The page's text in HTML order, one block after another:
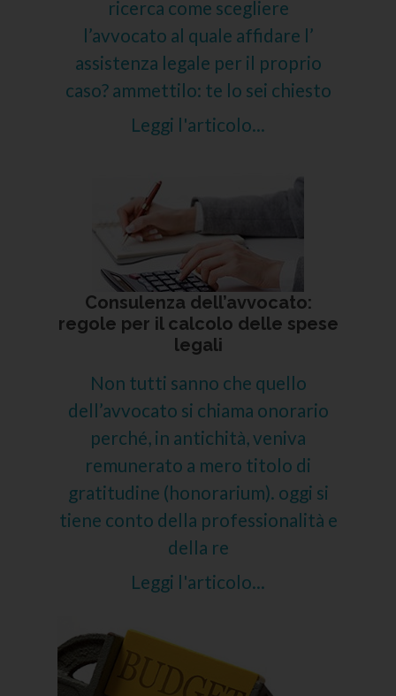
ricerca come scegliere
l’avvocato al quale affidare l’
assistenza legale per il proprio
caso? ammettilo: te lo sei chiesto
Leggi l'articolo...
Consulenza dell’avvocato:
regole per il calcolo delle spese
legali
Non tutti sanno che quello
dell’avvocato si chiama onorario
perché, in antichità, veniva
remunerato a mero titolo di
gratitudine (honorarium). oggi si
tiene conto della professionalità e
della re
Leggi l'articolo...